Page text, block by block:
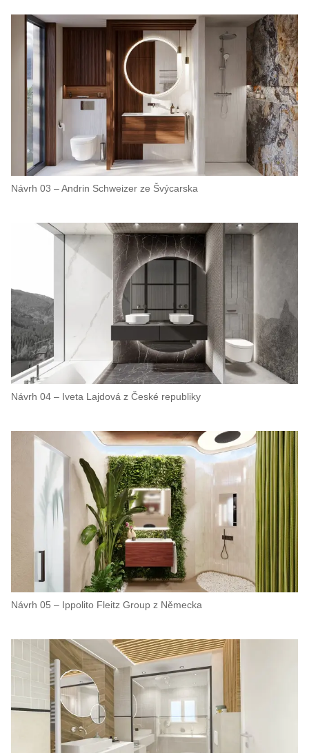
Návrh 03 – Andrin Schweizer ze Švýcarska
Návrh 04 – Iveta Lajdová z České republiky
Návrh 05 – Ippolito Fleitz Group z Německa